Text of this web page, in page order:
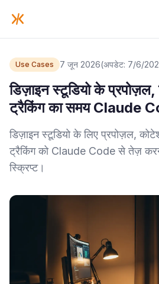
Use Cases 7 जून 2026(अपडेट: 7/6/
डिज़ाइन स्टूडियो के
ट्रैकिंग का समय Claude
डिज़ाइन स्टूडियो के लिए प्रपोज़ल,
ट्रैकिंग को Claude Code से तेज़
स्क्रिप्ट।